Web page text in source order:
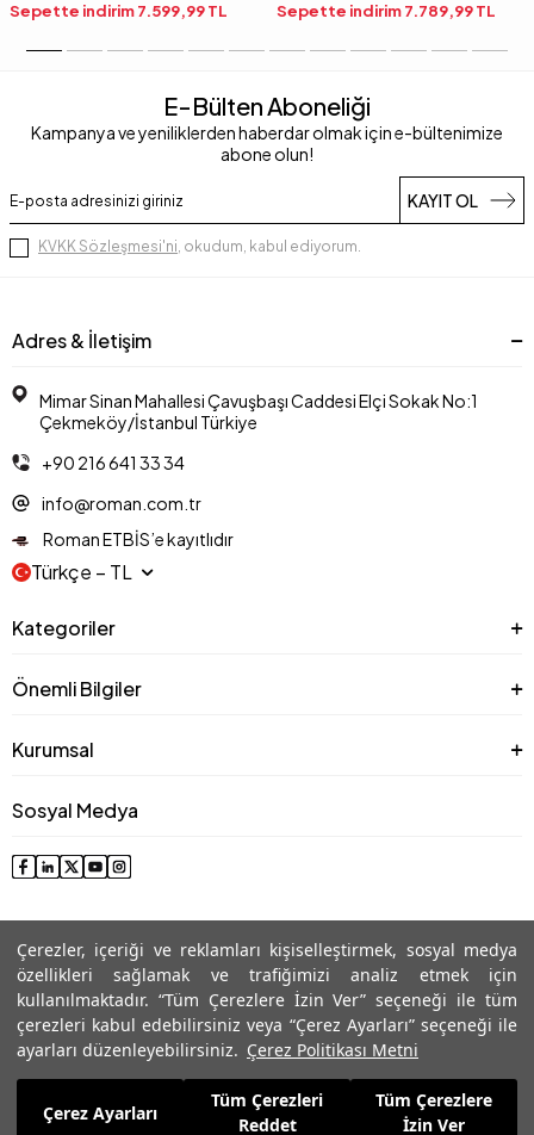
Çerezler, içeriği ve reklamları kişiselleştirmek, sosyal medya
özellikleri sağlamak ve trafiğimizi analiz etmek için
kullanılmaktadır. “Tüm Çerezlere İzin Ver” seçeneği ile tüm
çerezleri kabul edebilirsiniz veya “Çerez Ayarları” seçeneği ile
ayarları düzenleyebilirsiniz. Çerez Politikası Metni
Çerez Ayarları
Tüm Çerezleri
Reddet
Tüm Çerezlere
İzin Ver
6.239,99TL
Sepete Ekle
Sepette indirim7.599,99TL Sepette indirim7.789,99TL
E-Bülten Aboneliği
Kampanya ve yeniliklerden haberdar olmak için e-bültenimize
abone olun!
KAYIT OL
KVKK Sözleşmesi'ni, okudum, kabul ediyorum.
Adres & İletişim
Mimar Sinan Mahallesi Çavuşbaşı Caddesi Elçi Sokak No:1
Çekmeköy/İstanbul Türkiye
+90 216 641 33 34
info@roman.com.tr
Roman ETBİS’e kayıtlıdır
Türkçe − TL
Kategoriler
Önemli Bilgiler
Kurumsal
Sosyal Medya
© 2025 Roman® Tüm Hakları Saklıdır, İzinsiz kullanılamaz